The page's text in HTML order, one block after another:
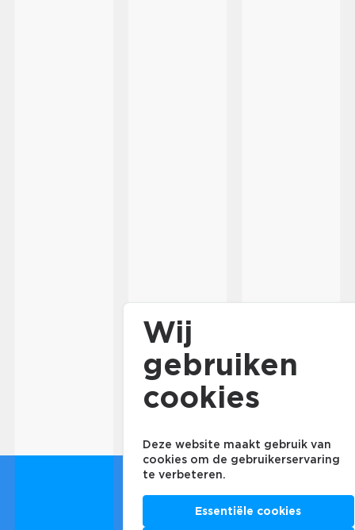
Wij
gebruiken
cookies
Deze website maakt gebruik van
cookies om de gebruikerservaring
te verbeteren.
Essentiële cookies